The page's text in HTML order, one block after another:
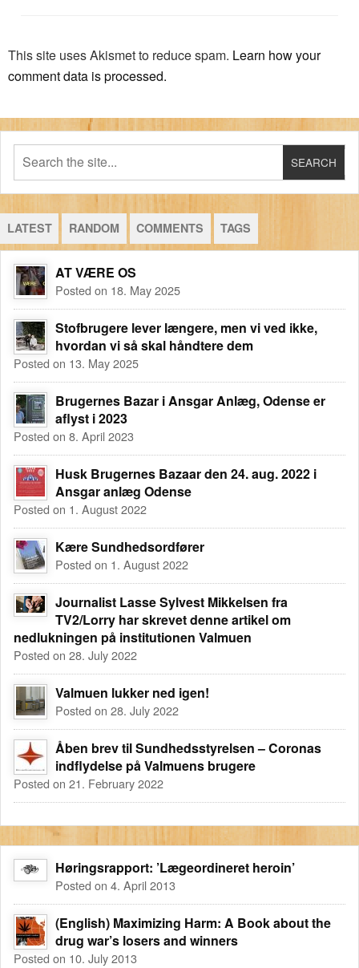
This site uses Akismet to reduce spam. Learn how your
comment data is processed.
LATEST RANDOM COMMENTS TAGS
AT VÆRE OS
Posted on 18. May 2025
Stofbrugere lever længere, men vi ved ikke,
hvordan vi så skal håndtere dem
Posted on 13. May 2025
Brugernes Bazar i Ansgar Anlæg, Odense er
aflyst i 2023
Posted on 8. April 2023
Husk Brugernes Bazaar den 24. aug. 2022 i
Ansgar anlæg Odense
Posted on 1. August 2022
Kære Sundhedsordfører
Posted on 1. August 2022
Journalist Lasse Sylvest Mikkelsen fra
TV2/Lorry har skrevet denne artikel om
nedlukningen på institutionen Valmuen
Posted on 28. July 2022
Valmuen lukker ned igen!
Posted on 28. July 2022
Åben brev til Sundhedsstyrelsen – Coronas
indflydelse på Valmuens brugere
Posted on 21. February 2022
Høringsrapport: ’Lægeordineret heroin’
Posted on 4. April 2013
(English) Maximizing Harm: A Book about the
drug war’s losers and winners
Posted on 10. July 2013